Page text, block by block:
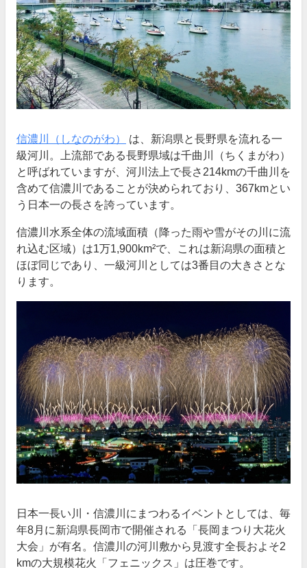
信濃川（しなのがわ）
は、新潟県と長野県を流れる一
級河川。上流部である長野県域は千曲川（ちくまがわ）
と呼ばれていますが、河川法上で長さ214kmの千曲川を
含めて信濃川であることが決められており、367kmとい
う日本一の長さを誇っています。
信濃川水系全体の流域面積（降った雨や雪がその川に流
れ込む区域）は1万1,900km²で、これは新潟県の面積と
ほぼ同じであり、一級河川としては3番目の大きさとな
ります。
日本一長い川・信濃川にまつわるイベントとしては、毎
年8月に新潟県長岡市で開催される「長岡まつり大花火
大会」が有名。信濃川の河川敷から見渡す全長およそ2
kmの大規模花火「フェニックス」は圧巻です。